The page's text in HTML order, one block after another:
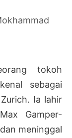
tokoh
sebagai
Ia lahir
Gamper-
meninggal